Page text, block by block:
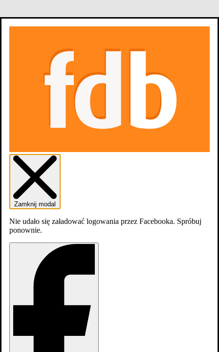
Zamknij modal
Nie udało się załadować logowania przez Facebooka. Spróbuj
ponownie.